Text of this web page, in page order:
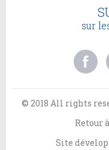
sur
© 2018 All rights
Retour
Site